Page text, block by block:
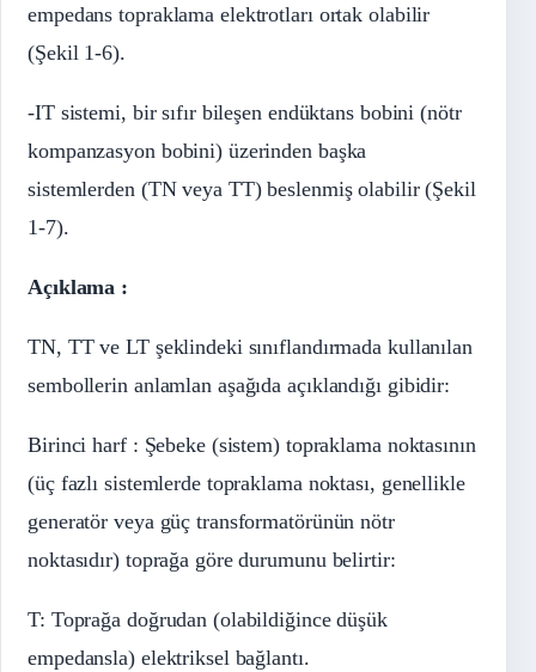
empedans topraklama elektrotları ortak olabilir
(Şekil 1-6).
-IT sistemi, bir sıfır bileşen endüktans bobini (nötr
kompanzasyon bobini) üzerinden başka
sistemlerden (TN veya TT) beslenmiş olabilir (Şekil
1-7).
Açıklama :
TN, TT ve LT şeklindeki sınıflandırmada kullanılan
sembollerin anlamlan aşağıda açıklandığı gibidir:
Birinci harf : Şebeke (sistem) topraklama noktasının
(üç fazlı sistemlerde topraklama noktası, genellikle
generatör veya güç transformatörünün nötr
noktasıdır) toprağa göre durumunu belirtir:
T: Toprağa doğrudan (olabildiğince düşük
empedansla) elektriksel bağlantı.